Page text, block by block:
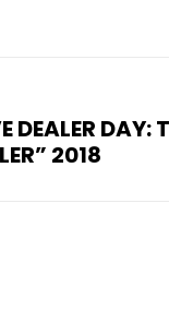
DAY:
2018